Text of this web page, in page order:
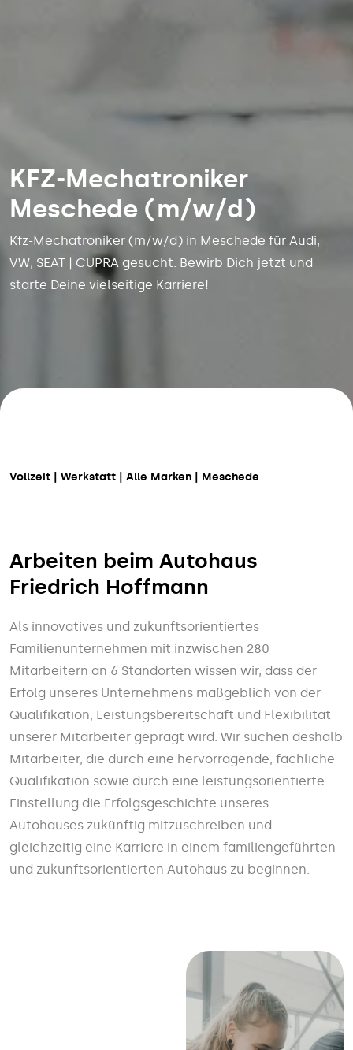
KFZ-Mechatroniker
Meschede (m/w/d)
Kfz-Mechatroniker (m/w/d) in Meschede für Audi,
VW, SEAT | CUPRA gesucht. Bewirb Dich jetzt und
starte Deine vielseitige Karriere!
Vollzeit | Werkstatt | Alle Marken | Meschede
Arbeiten beim Autohaus
Friedrich Hoffmann
Als innovatives und zukunftsorientiertes
Familienunternehmen mit inzwischen 280
Mitarbeitern an 6 Standorten wissen wir, dass der
Erfolg unseres Unternehmens maßgeblich von der
Qualifikation, Leistungsbereitschaft und Flexibilität
unserer Mitarbeiter geprägt wird. Wir suchen deshalb
Mitarbeiter, die durch eine hervorragende, fachliche
Qualifikation sowie durch eine leistungsorientierte
Einstellung die Erfolgsgeschichte unseres
Autohauses zukünftig mitzuschreiben und
gleichzeitig eine Karriere in einem familiengeführten
und zukunftsorientierten Autohaus zu beginnen.